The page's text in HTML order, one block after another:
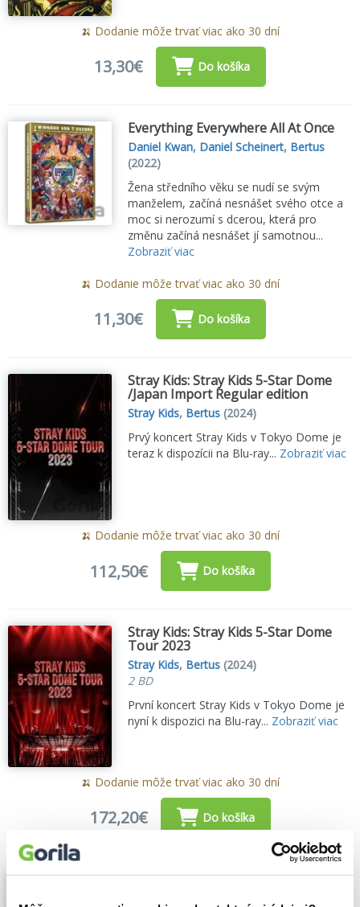
🍌 Dodanie môže trvať viac ako 30 dní
13,30€ Do košíka
Everything Everywhere All At Once
Daniel Kwan, Daniel Scheinert, Bertus
(2022)
Žena středního věku se nudí se svým
manželem, začíná nesnášet svého otce a
moc si nerozumí s dcerou, která pro
změnu začíná nesnášet jí samotnou...
Zobraziť viac
🍌 Dodanie môže trvať viac ako 30 dní
11,30€ Do košíka
Stray Kids: Stray Kids 5-Star Dome
/Japan Import Regular edition
Stray Kids, Bertus (2024)
Prvý koncert Stray Kids v Tokyo Dome je
teraz k dispozícii na Blu-ray... Zobraziť viac
🍌 Dodanie môže trvať viac ako 30 dní
112,50€ Do košíka
Stray Kids: Stray Kids 5-Star Dome
Tour 2023
Stray Kids, Bertus (2024)
2 BD
První koncert Stray Kids v Tokyo Dome je
nyní k dispozici na Blu-ray... Zobraziť viac
🍌 Dodanie môže trvať viac ako 30 dní
172,20€ Do košíka
Pain: We Come in Peace